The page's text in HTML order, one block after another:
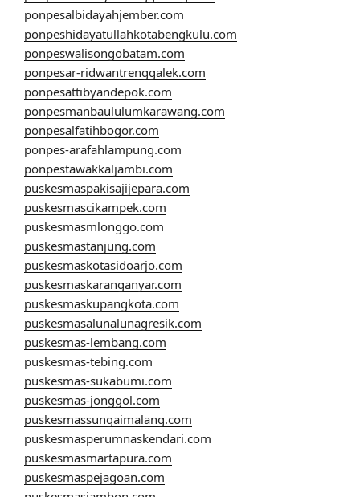
ponpesalbidayahjember.com
ponpeshidayatullahkotabengkulu.com
ponpeswalisongobatam.com
ponpesar-ridwantrenggalek.com
ponpesattibyandepok.com
ponpesmanbaululumkarawang.com
ponpesalfatihbogor.com
ponpes-arafahlampung.com
ponpestawakkaljambi.com
puskesmaspakisajijepara.com
puskesmascikampek.com
puskesmasmlonggo.com
puskesmastanjung.com
puskesmaskotasidoarjo.com
puskesmaskaranganyar.com
puskesmaskupangkota.com
puskesmasalunalunagresik.com
puskesmas-lembang.com
puskesmas-tebing.com
puskesmas-sukabumi.com
puskesmas-jonggol.com
puskesmassungaimalang.com
puskesmasperumnaskendari.com
puskesmasmartapura.com
puskesmaspejagoan.com